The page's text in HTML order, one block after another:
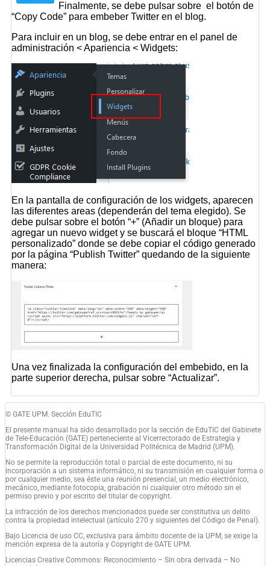
Finalmente, se debe pulsar sobre el botón de
“Copy Code” para embeber Twitter en el blog.
Para incluir en un blog, se debe entrar en el panel de
administración < Apariencia < Widgets:
En la pantalla de configuración de los widgets, aparecen
las diferentes areas (dependerán del tema elegido). Se
debe pulsar sobre el botón “+” (Añadir un bloque) para
agregar un nuevo widget y se buscará el bloque “HTML
personalizado” donde se debe copiar el código generado
por la página “Publish Twitter” quedando de la siguiente
manera:
Una vez finalizada la configuración del embebido, en la
parte superior derecha, pulsar sobre “Actualizar”.
© GATE UPM. Sección EduTIC
El presente manual ha sido desarrollado por la sección de EduTIC del Gabinete
de Tele-Educación (GATE) perteneciente al Vicerrectorado de Estrategia y
Transformación Digital de la Universidad Politécnica de Madrid (UPM).
No se permite la reproducción total o parcial de este documento, ni su
incorporación a un sistema informático, ni su transmisión en cualquier forma o
por cualquier medio, sea éste una reunión presencial, un medio electrónico,
mecánico, mediante fotocopia, grabación ni cualquier otro método sin el
permiso previo y por escrito del titular de copyright.
La infracción de los derechos mencionados puede ser constitutiva un delito
contra la propiedad intelectual (artículo 270 y siguientes del Código de Penal).
Bajo Licencia de uso CC, exclusiva para ámbito docente de la UPM, se exige la
mención expresa de la autoría y Copyright de GATE UPM.
Licencias Creative Commons: Reconocimiento – Sin obra derivada – No